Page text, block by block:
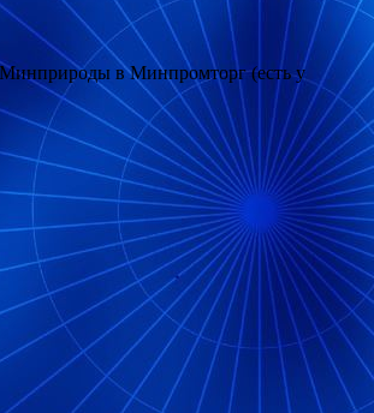
Минприроды в Минпромторг (есть у